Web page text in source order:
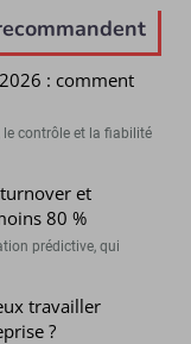
: comment
le contrôle et la fiabilité
et
80 %
prédictive, qui
travailler
?